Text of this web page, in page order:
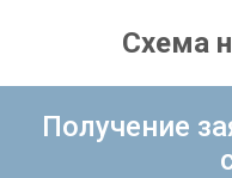
Схема
Получение